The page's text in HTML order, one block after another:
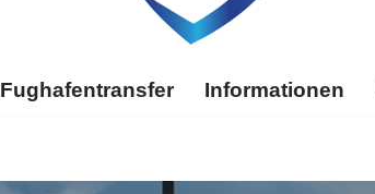
Fughafentransfer Informationen